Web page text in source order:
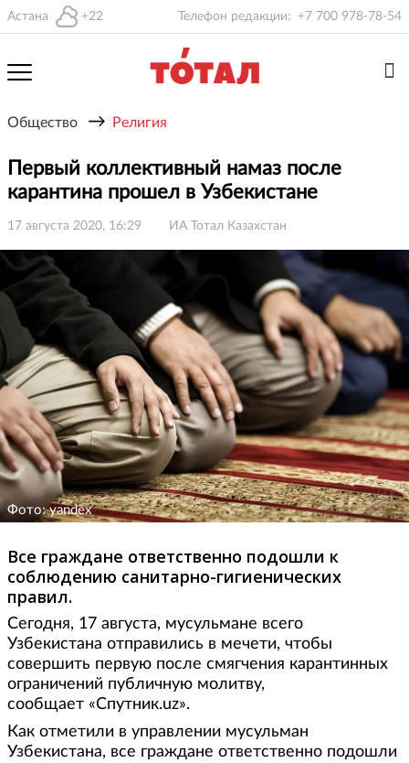
Астана +22 Телефон редакции: +7 700 978-78-54
Общество → Религия
Первый коллективный намаз после
карантина прошел в Узбекистане
17 августа 2020, 16:29 ИА Тотал Казахстан
Фото: yandex
Все граждане ответственно подошли к
соблюдению санитарно-гигиенических
правил.
Сегодня, 17 августа, мусульмане всего
Узбекистана отправились в мечети, чтобы
совершить первую после смягчения карантинных
ограничений публичную молитву,
сообщает «Спутник.uz».
Как отметили в управлении мусульман
Узбекистана, все граждане ответственно подошли